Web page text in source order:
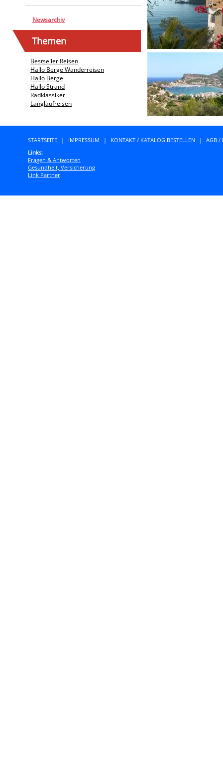
Newsarchiv
Themen
Bestseller Reisen
Hallo Berge Wanderreisen
Hallo Berge
Hallo Strand
Radklassiker
Langlaufreisen
STARTSEITE | IMPRESSUM | KONTAKT / KATALOG BESTELLEN |
AGB /
Links:
Fragen & Antworten
Gesundheit, Versicherung
Link Partner